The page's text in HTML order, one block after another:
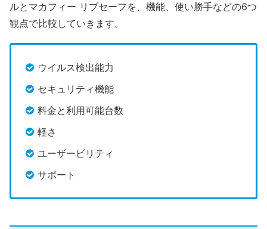
ルとマカフィー リブセーフを、機能、使い勝手などの6つ
観点で比較していきます。
ウイルス検出能力
セキュリティ機能
料金と利用可能台数
軽さ
ユーザービリティ
サポート